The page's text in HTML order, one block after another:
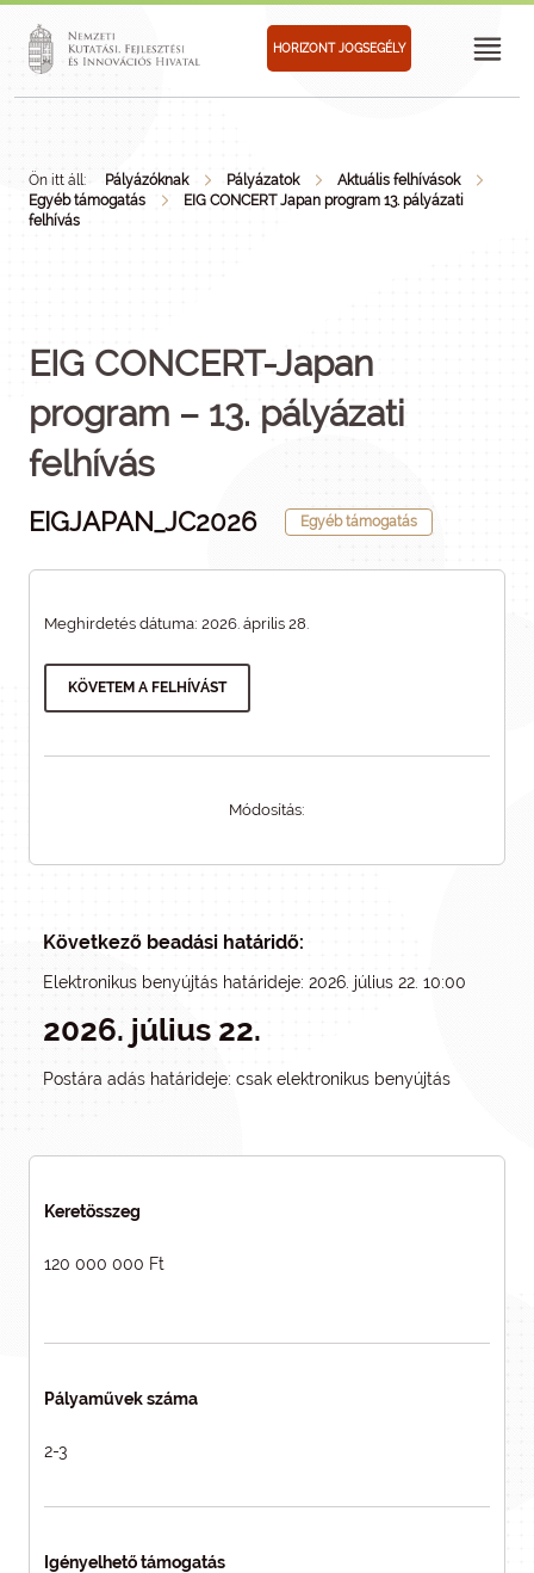
HORIZONT JOGSEGÉLY
Ön itt áll: Pályázóknak Pályázatok
Aktuális felhívások
Egyéb támogatás
EIG CONCERT Japan program 13. pályázati
felhívás
EIG CONCERT-Japan
program – 13. pályázati
felhívás
EIGJAPAN_JC2026 Egyéb támogatás
Meghirdetés dátuma: 2026. április 28.
KÖVETEM A FELHÍVÁST
Módosítás:
Következő beadási határidő:
Elektronikus benyújtás határideje: 2026. július 22. 10:00
2026. július 22.
Postára adás határideje: csak elektronikus benyújtás
Keretösszeg
120 000 000 Ft
Pályaművek száma
2-3
Igényelhető támogatás